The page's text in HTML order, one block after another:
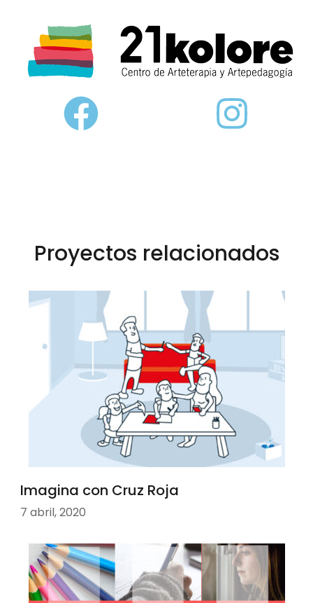
Proyectos relacionados
Imagina con Cruz Roja
7 abril, 2020